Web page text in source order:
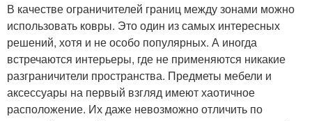
В качестве ограничителей границ между зонами можно
использовать ковры. Это один из самых интересных
решений, хотя и не особо популярных. А иногда
встречаются интерьеры, где не применяются никакие
разграничители пространства. Предметы мебели и
аксессуары на первый взгляд имеют хаотичное
расположение. Их даже невозможно отличить по